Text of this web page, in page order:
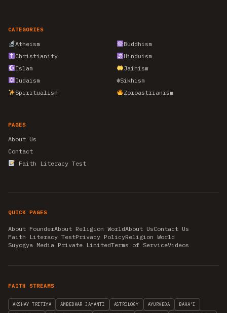
CATEGORIES
Atheism
Buddhism
Christianity
Hinduism
Islam
Jainism
Judaism
☬Sikhism
Spiritualism
Zoroastrianism
PAGES
About Us
Contact
Faith Literacy Test
QUICK PAGES
About FounderAbout Religion WorldAbout UsContact Us
Faith Literacy TestPrivacy PolicyReligion World
Suyogya Media Private LimitedTerms of ServiceVideos
FAITH STREAMS
AKSHAY TRITIYA AMBEDKAR JAYANTI ASTROLOGY AYURVEDA BAHA'I